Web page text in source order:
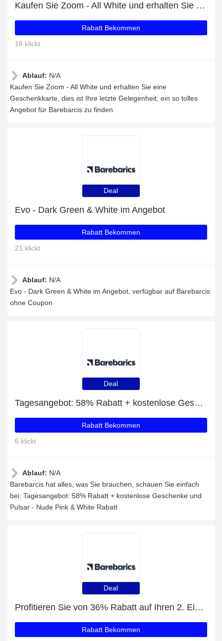
Kaufen Sie Zoom - All White und erhalten Sie eine Geschenkkarte
Rabatt Bekommen
18 klickt
Ablauf: N/A
Kaufen Sie Zoom - All White und erhalten Sie eine
Geschenkkarte, dies ist Ihre letzte Gelegenheit, ein so tolles
Angebot für Barebarcis zu finden
Deal
Evo - Dark Green & White im Angebot
Rabatt Bekommen
21 klickt
Ablauf: N/A
Evo - Dark Green & White im Angebot, verfügbar auf Barebarcis
ohne Coupon
Deal
Tagesangebot: 58% Rabatt + kostenlose Geschenke und Pulsar - Nude Pink & White Rabatt
Rabatt Bekommen
6 klickt
Ablauf: N/A
Barebarcis hat alles, was Sie brauchen, schauen Sie einfach
bei: Tagesangebot: 58% Rabatt + kostenlose Geschenke und
Pulsar - Nude Pink & White Rabatt
Deal
Profitieren Sie von 36% Rabatt auf Ihren 2. Einkauf
Rabatt Bekommen